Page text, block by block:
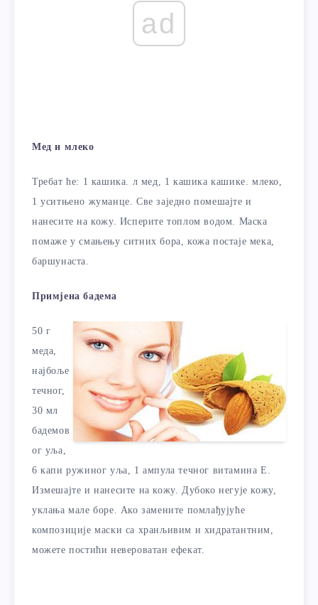
ad
Мед и млеко
Требат ће: 1 кашика. л мед, 1 кашика кашике. млеко,
1 уситњено жуманце. Све заједно помешајте и
нанесите на кожу. Исперите топлом водом. Маска
помаже у смањењу ситних бора, кожа постаје мека,
баршунаста.
Примјена бадема
50 г
меда,
најбоље
течног,
30 мл
бадемов
ог уља,
6 капи ружиног уља, 1 ампула течног витамина Е.
Измешајте и нанесите на кожу. Дубоко негује кожу,
уклања мале боре. Ако замените помлађујуће
композиције маски са хранљивим и хидратантним,
можете постићи невероватан ефекат.